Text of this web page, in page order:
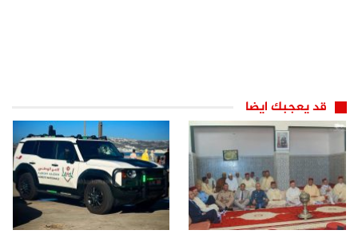
قد يعجبك ايضا